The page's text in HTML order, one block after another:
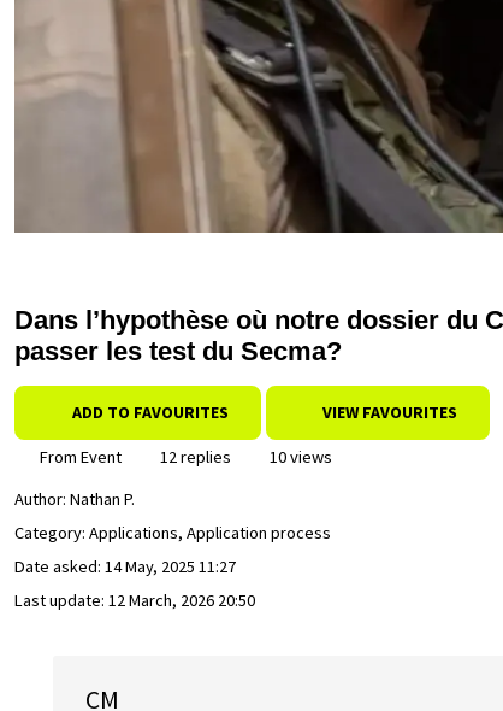
Dans l’hypothèse où notre dossier du
passer les test du Secma?
ADD TO FAVOURITES VIEW FAVOURITES
From Event 12 replies
10 views
Author: Nathan P.
Category: Applications, Application process
Date asked: 14 May, 2025 11:27
Last update: 12 March, 2026 20:50
CM